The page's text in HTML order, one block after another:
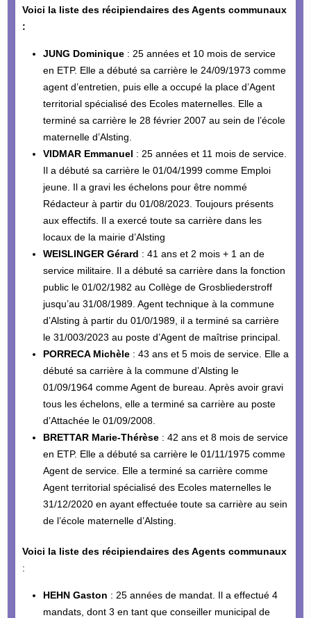
Voici la liste des récipiendaires des Agents communaux
:
JUNG Dominique: 25 années et 10 mois de service
en ETP. Elle a débuté sa carrière le 24/09/1973 comme
agent d’entretien, puis elle a occupé la place d’Agent
territorial spécialisé des Ecoles maternelles. Elle a
terminé sa carrière le 28 février 2007 au sein de l’école
maternelle d’Alsting.
VIDMAR Emmanuel : 25 années et 11 mois de service.
Il a débuté sa carrière le 01/04/1999 comme Emploi
jeune. Il a gravi les échelons pour être nommé
Rédacteur à partir du 01/08/2023. Toujours présents
aux effectifs. Il a exercé toute sa carrière dans les
locaux de la mairie d’Alsting
WEISLINGER Gérard : 41 ans et 2 mois + 1 an de
service militaire. Il a débuté sa carrière dans la fonction
public le 01/02/1982 au Collège de Grosbliederstroff
jusqu’au 31/08/1989. Agent technique à la commune
d’Alsting à partir du 01/0/1989, il a terminé sa carrière
le 31/003/2023 au poste d’Agent de maîtrise principal.
PORRECA Michèle: 43 ans et 5 mois de service. Elle a
débuté sa carrière à la commune d’Alsting le
01/09/1964 comme Agent de bureau. Après avoir gravi
tous les échelons, elle a terminé sa carrière au poste
d’Attachée le 01/09/2008.
BRETTAR Marie-Thérèse: 42 ans et 8 mois de service
en ETP. Elle a débuté sa carrière le 01/11/1975 comme
Agent de service. Elle a terminé sa carrière comme
Agent territorial spécialisé des Ecoles maternelles le
31/12/2020 en ayant effectuée toute sa carrière au sein
de l’école maternelle d’Alsting.
Voici la liste des récipiendaires des Agents communaux
:
HEHN Gaston : 25 années de mandat. Il a effectué 4
mandats, dont 3 en tant que conseiller municipal de